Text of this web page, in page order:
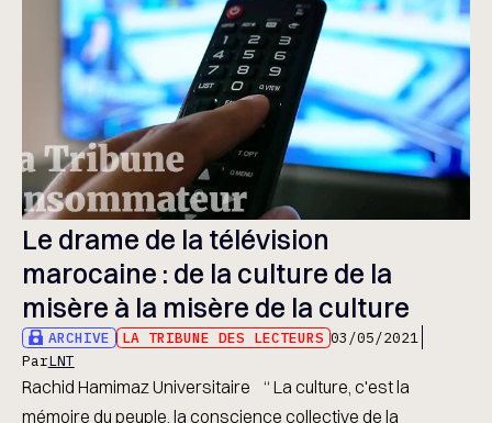
Le drame de la télévision
marocaine : de la culture de la
misère à la misère de la culture
ARCHIVE LA TRIBUNE DES LECTEURS 03/05/2021
ParLNT
Rachid Hamimaz Universitaire “ La culture, c'est la
mémoire du peuple, la conscience collective de la